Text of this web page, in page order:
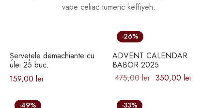
vape celiac tumeric keffiyeh.
Șervețele demachiante cu
ulei 25 buc.
159,00 lei
-26%
ADVENT CALENDAR
BABOR 2025
475,00lei Prețul inițial
350,00 lei
-49% -33%